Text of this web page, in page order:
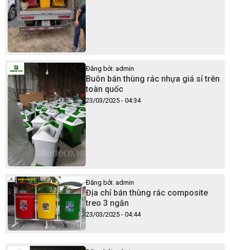
Đăng bởi: admin
Buôn bán thùng rác nhựa giá sỉ trên
toàn quốc
23/03/2025 - 04:34
Đăng bởi: admin
Địa chỉ bán thùng rác composite
treo 3 ngăn
23/03/2025 - 04:44